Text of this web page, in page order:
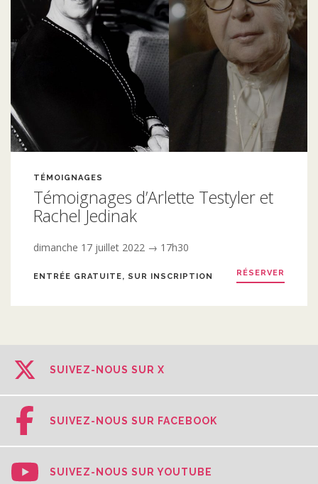
TÉMOIGNAGES
Témoignages d’Arlette Testyler et
Rachel Jedinak
dimanche 17 juillet 2022 → 17h30
ENTRÉE GRATUITE, SUR INSCRIPTION RÉSERVER
SUIVEZ-NOUS SUR X
SUIVEZ-NOUS SUR FACEBOOK
SUIVEZ-NOUS SUR YOUTUBE